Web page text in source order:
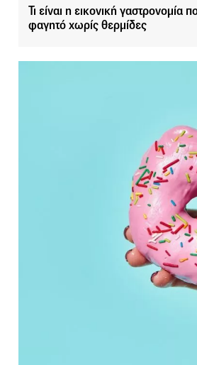
Τι είναι η εικονική γαστρονομία
φαγητό χωρίς θερμίδες